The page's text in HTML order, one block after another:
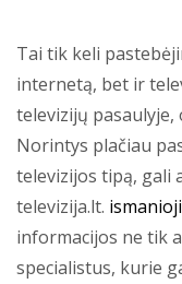
Tai tik keli
internetą, bet ir
televizijų
Norintys plačiau
televizijos tipą, gali
televizija.lt.
informacijos ne tik
specialistus, kurie